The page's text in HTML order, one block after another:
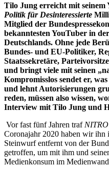
Tilo Jung erreicht mit seinem
Politik für Desinteressierte
Mitglied der
bekanntesten YouTuber in
Deutschlands. Ohne jede
Bundes- und EU-Politiker,
Staatssekretäre,
und bringt viele mit seinen
Kompromisslos sendet er,
und lehnt Autorisierungen
reden, müssen also wissen,
Interview mit Tilo Jung und
Vor fast fünf Jahren traf NITRO
Coronajahr 2020 haben wir ihn
Steinwurf entfernt von der
getroffen, um mit ihm und
Medienkonsum im